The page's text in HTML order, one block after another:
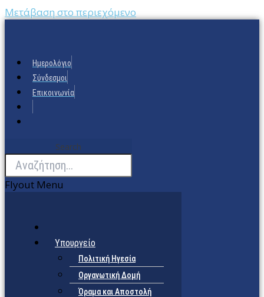
Μετάβαση στο περιεχόμενο
Ημερολόγιο
Σύνδεσμοι
Επικοινωνία
Search
Flyout Menu
Υπουργείο
Πολιτική Ηγεσία
Οργανωτική Δομή
Όραμα και Αποστολή